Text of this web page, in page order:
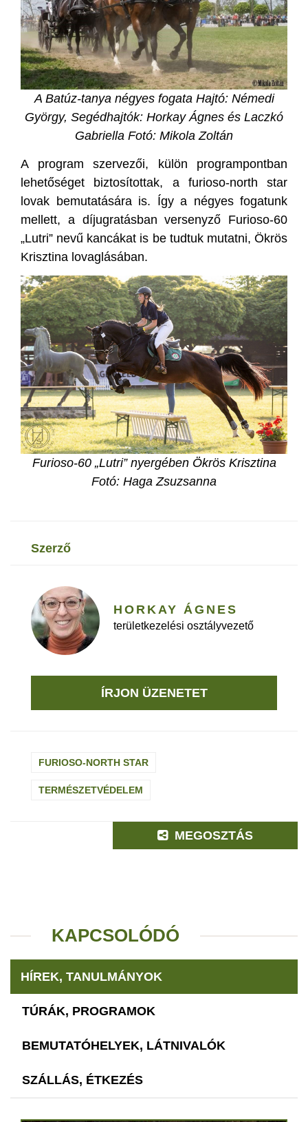
A Batúz-tanya négyes fogata Hajtó: Némedi
György, Segédhajtók: Horkay Ágnes és Laczkó
Gabriella Fotó: Mikola Zoltán
A program szervezői, külön programpontban
lehetőséget biztosítottak, a furioso-north star
lovak bemutatására is. Így a négyes fogatunk
mellett, a díjugratásban versenyző Furioso-60
„Lutri” nevű kancákat is be tudtuk mutatni, Ökrös
Krisztina lovaglásában.
Furioso-60 „Lutri” nyergében Ökrös Krisztina
Fotó: Haga Zsuzsanna
szerző
HORKAY ÁGNES
területkezelési osztályvezető
ÍRJON ÜZENETET
FURIOSO-NORTH STAR
TERMÉSZETVÉDELEM
MEGOSZTÁS
KAPCSOLÓDÓ
HÍREK, TANULMÁNYOK
TÚRÁK, PROGRAMOK
BEMUTATÓHELYEK, LÁTNIVALÓK
SZÁLLÁS, ÉTKEZÉS